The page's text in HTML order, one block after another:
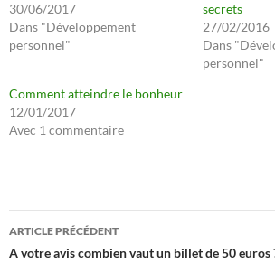
30/06/2017
Dans "Développement
personnel"
secrets
27/02/2016
Dans
personnel"
Comment atteindre le bonheur
12/01/2017
Avec 1 commentaire
Navigation
des
ARTICLE PRÉCÉDENT
A votre avis combien vaut un billet de 50 euros